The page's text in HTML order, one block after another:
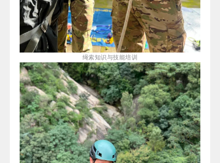
绳索知识与技能培训